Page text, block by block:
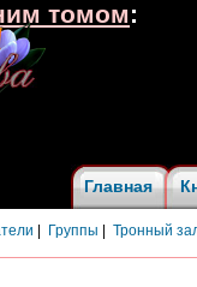
Главная
Группы Тронный
томом: